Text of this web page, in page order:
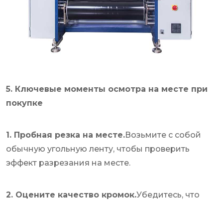
5. Ключевые моменты осмотра на месте при
покупке
1. Пробная резка на месте.Возьмите с собой
обычную угольную ленту, чтобы проверить
эффект разрезания на месте.
2. Оцените качество кромок.Убедитесь, что